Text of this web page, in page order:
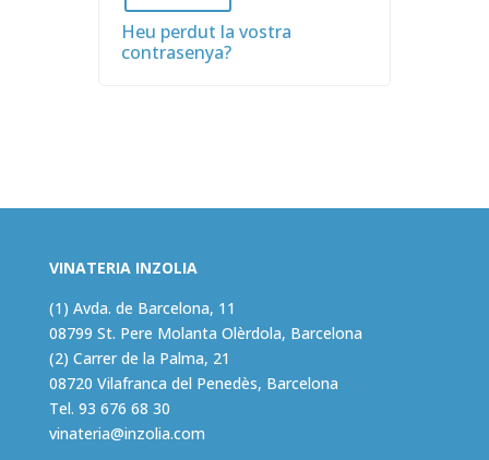
Heu perdut la vostra
contrasenya?
VINATERIA INZOLIA
(1) Avda. de Barcelona, 11
08799 St. Pere Molanta Olèrdola, Barcelona
(2) Carrer de la Palma, 21
08720 Vilafranca del Penedès, Barcelona
Tel. 93 676 68 30
vinateria@inzolia.com